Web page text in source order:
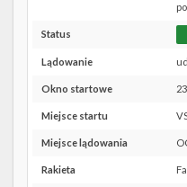
Szukaj
Facebook
Twitter
Status
Lądowanie
Okno startowe
Miejsce startu
Miejsce lądowania
Rakieta